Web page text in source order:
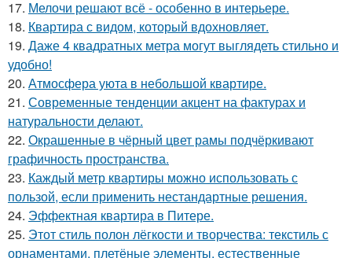
17. Мелочи решают всё - особенно в интерьере.
18. Квартира с видом, который вдохновляет.
19. Даже 4 квадратных метра могут выглядеть стильно и
удобно!
20. Атмосфера уюта в небольшой квартире.
21. Современные тенденции акцент на фактурах и
натуральности делают.
22. Окрашенные в чёрный цвет рамы подчёркивают
графичность пространства.
23. Каждый метр квартиры можно использовать с
пользой, если применить нестандартные решения.
24. Эффектная квартира в Питере.
25. Этот стиль полон лёгкости и творчества: текстиль с
орнаментами, плетёные элементы, естественные